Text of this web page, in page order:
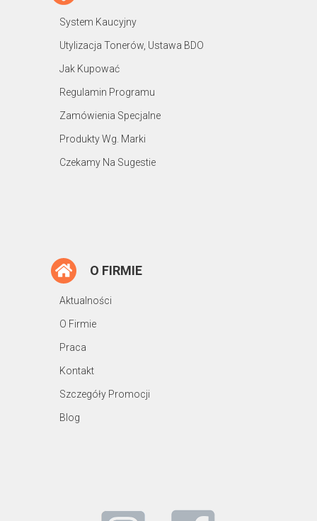
System Kaucyjny
Utylizacja Tonerów, Ustawa BDO
Jak Kupować
Regulamin Programu
Zamówienia Specjalne
Produkty Wg. Marki
Czekamy Na Sugestie
O FIRMIE
Aktualności
O Firmie
Praca
Kontakt
Szczegóły Promocji
Blog